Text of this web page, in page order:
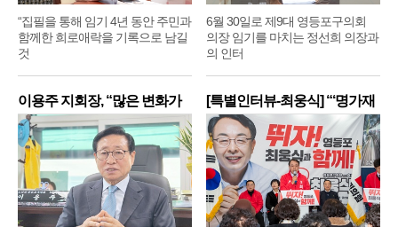
“집필을 통해 임기 4년 동안 주민과
함께한 희로애락을 기록으로 남길
것
6월 30일로 제9대 영등포구의회
의장 임기를 마치는 정선희 의장과
의 인터
이용주 지회장, “많은 변화가 [특별인터뷰-최웅식] “‘명가재